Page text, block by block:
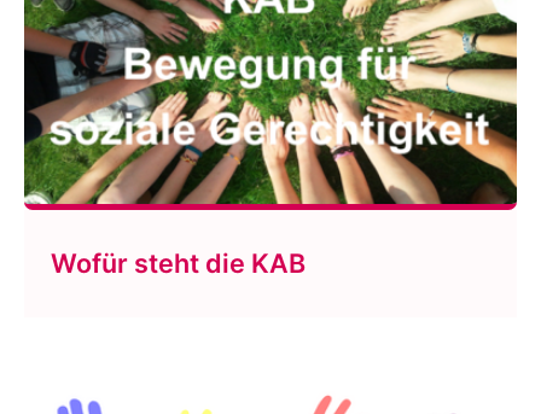
Wofür steht die KAB